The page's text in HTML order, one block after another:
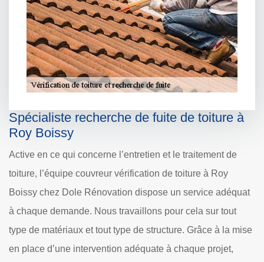
Spécialiste recherche de fuite de toiture à
Roy Boissy
Active en ce qui concerne l’entretien et le traitement de
toiture, l’équipe couvreur vérification de toiture à Roy
Boissy chez Dole Rénovation dispose un service adéquat
à chaque demande. Nous travaillons pour cela sur tout
type de matériaux et tout type de structure. Grâce à la mise
en place d’une intervention adéquate à chaque projet,